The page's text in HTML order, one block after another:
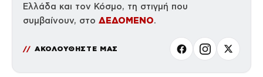
Ελλάδα και τον Κόσμο, τη στιγμή που
συμβαίνουν, στο ΔΕΔΟΜΕΝΟ.
ΑΚΟΛΟΥΘΗΣΤΕ ΜΑΣ